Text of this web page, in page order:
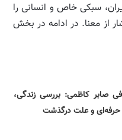
سبکی خاص و انسانی را
از معنا. در ادامه در بخش
صابر کاظمی: بررسی زندگی،
و علت درگذشت